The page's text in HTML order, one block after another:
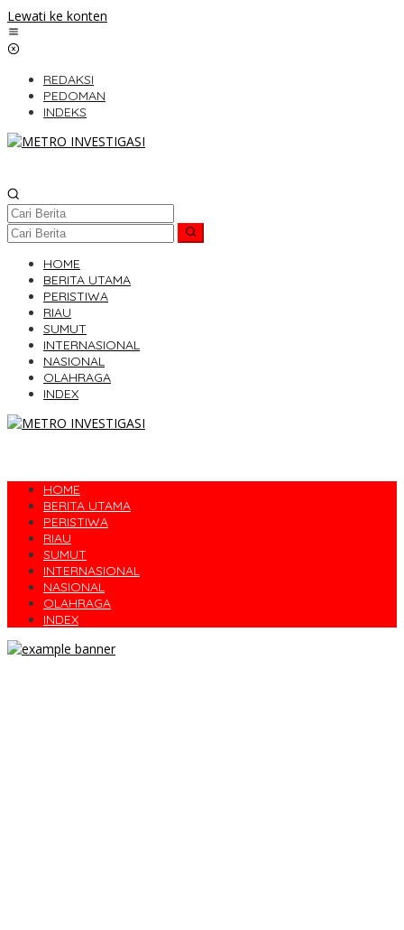
Lewati ke konten
REDAKSI
PEDOMAN
INDEKS
HOME
BERITA UTAMA
PERISTIWA
RIAU
SUMUT
INTERNASIONAL
NASIONAL
OLAHRAGA
INDEX
HOME
BERITA UTAMA
PERISTIWA
RIAU
SUMUT
INTERNASIONAL
NASIONAL
OLAHRAGA
INDEX